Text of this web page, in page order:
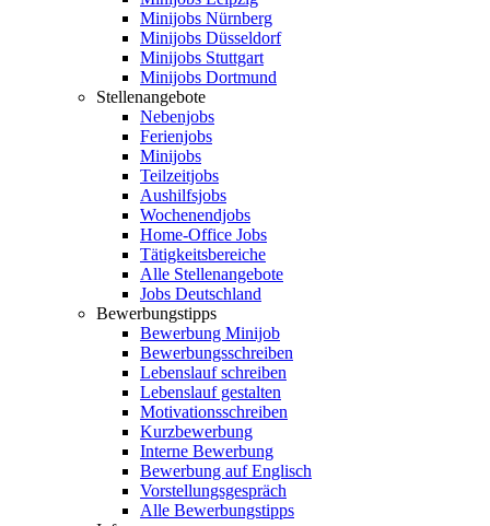
Minijobs Nürnberg
Minijobs Düsseldorf
Minijobs Stuttgart
Minijobs Dortmund
Stellenangebote
Nebenjobs
Ferienjobs
Minijobs
Teilzeitjobs
Aushilfsjobs
Wochenendjobs
Home-Office Jobs
Tätigkeitsbereiche
Alle Stellenangebote
Jobs Deutschland
Bewerbungstipps
Bewerbung Minijob
Bewerbungsschreiben
Lebenslauf schreiben
Lebenslauf gestalten
Motivationsschreiben
Kurzbewerbung
Interne Bewerbung
Bewerbung auf Englisch
Vorstellungsgespräch
Alle Bewerbungstipps